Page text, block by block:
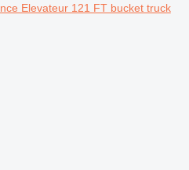
Elevateur 121 FT bucket truck